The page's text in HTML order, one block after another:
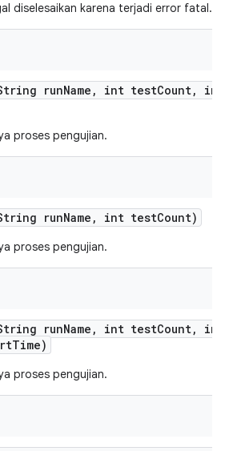
diselesaikan karena terjadi error fatal.
runName , int testCount,
int
proses pengujian.
runName , int testCount)
proses pengujian.
runName , int testCount,
int
Time)
proses pengujian.